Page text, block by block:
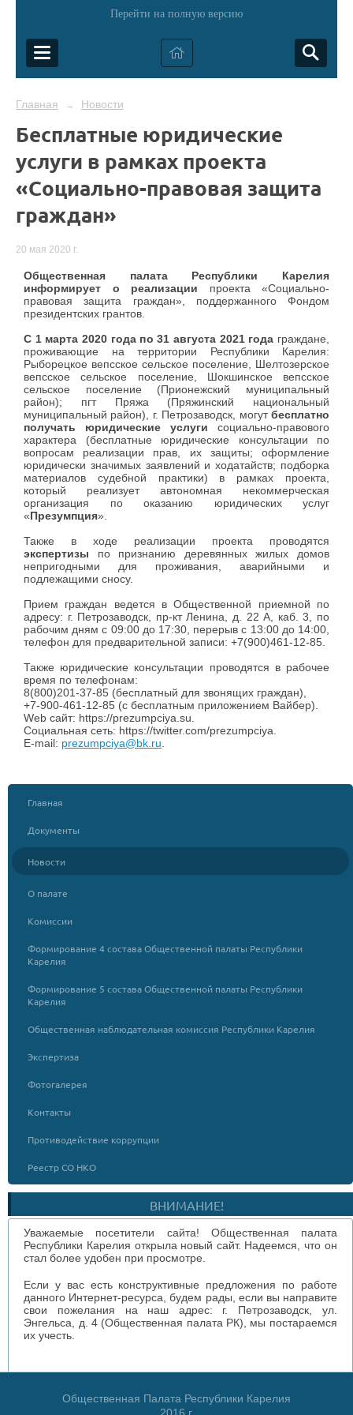
Перейти на полную версию
Главная → Новости
Бесплатные юридические
услуги в рамках проекта
«Социально-правовая защита
граждан»
20 мая 2020 г.
Общественная палата Республики Карелия
информирует о реализации проекта «Социально-
правовая защита граждан», поддержанного Фондом
президентских грантов.
С 1 марта 2020 года по 31 августа 2021 года граждане,
проживающие на территории Республики Карелия:
Рыборецкое вепсское сельское поселение, Шелтозерское
вепсское сельское поселение, Шокшинское вепсское
сельское поселение (Прионежский муниципальный
район); пгт Пряжа (Пряжинский национальный
муниципальный район), г. Петрозаводск, могутбесплатно
получать юридические услуги социально-правового
характера (бесплатные юридические консультации по
вопросам реализации прав, их защиты; оформление
юридически значимых заявлений и ходатайств; подборка
материалов судебной практики) в рамках проекта,
который реализует автономная некоммерческая
организация по оказанию юридических услуг
«Презумпция».
Также в ходе реализации проекта проводятся
экспертизы по признанию деревянных жилых домов
непригодными для проживания, аварийными и
подлежащими сносу.
Прием граждан ведется в Общественной приемной по
адресу: г. Петрозаводск, пр-кт Ленина, д. 22 А, каб. 3, по
рабочим дням с 09:00 до 17:30, перерыв с 13:00 до 14:00,
телефон для предварительной записи: +7(900)461-12-85.
Также юридические консультации проводятся в рабочее
время по телефонам:
8(800)201-37-85 (бесплатный для звонящих граждан),
+7-900-461-12-85 (с бесплатным приложением Вайбер).
Web сайт: https://prezumpciya.su.
Социальная сеть: https://twitter.com/prezumpciya.
Е-mail: prezumpciya@bk.ru.
Главная
Документы
Новости
О палате
Комиссии
Формирование 4 состава Общественной палаты Республики
Карелия
Формирование 5 состава Общественной палаты Республики
Карелия
Общественная наблюдательная комиссия Республики Карелия
Экспертиза
Фотогалерея
Контакты
Противодействие коррупции
Реестр СО НКО
ВНИМАНИЕ!
Уважаемые посетители сайта! Общественная палата
Республики Карелия открыла новый сайт. Надеемся, что он
стал более удобен при просмотре.
Если у вас есть конструктивные предложения по работе
данного Интернет-ресурса, будем рады, если вы направите
свои пожелания на наш адрес: г. Петрозаводск, ул.
Энгельса, д. 4 (Общественная палата РК), мы постараемся
их учесть.
Общественная Палата Республики Карелия
2016 г.